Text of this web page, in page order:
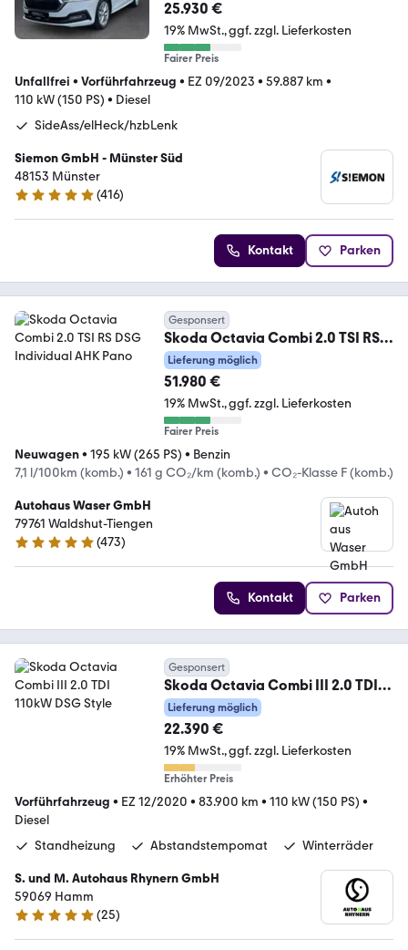
25.930 €
19% MwSt. ggf. zzgl. Lieferkosten
Fairer Preis
Unfallfrei • Vorführfahrzeug • EZ 09/2023 • 59.887 km •
110 kW (150 PS) • Diesel
SideAss/elHeck/hzbLenk
Siemon GmbH - Münster Süd
48153 Münster
4.8 Sterne
(416)
Kontakt Parken
Gesponsert
Skoda Octavia Combi 2.0 TSI RS
DSG Individual AHK Pano
Lieferung möglich
51.980 €
19% MwSt. ggf. zzgl. Lieferkosten
Fairer Preis
Neuwagen• 195 kW (265 PS) • Benzin
7,1 l/100km (komb.) • 161 g CO₂/km (komb.) • CO₂-Klasse F (komb.)
Autohaus Waser GmbH
79761 Waldshut-Tiengen
4.8 Sterne
(473)
Kontakt Parken
Gesponsert
Skoda Octavia Combi III 2.0 TDI
110kW DSG Style
Lieferung möglich
22.390 €
19% MwSt. ggf. zzgl. Lieferkosten
Erhöhter Preis
Vorführfahrzeug • EZ 12/2020 • 83.900 km • 110 kW (150 PS) •
Diesel
Standheizung
Abstandstempomat Winterräder
S. und M. Autohaus Rhynern GmbH
59069 Hamm
5 Sterne
(25)